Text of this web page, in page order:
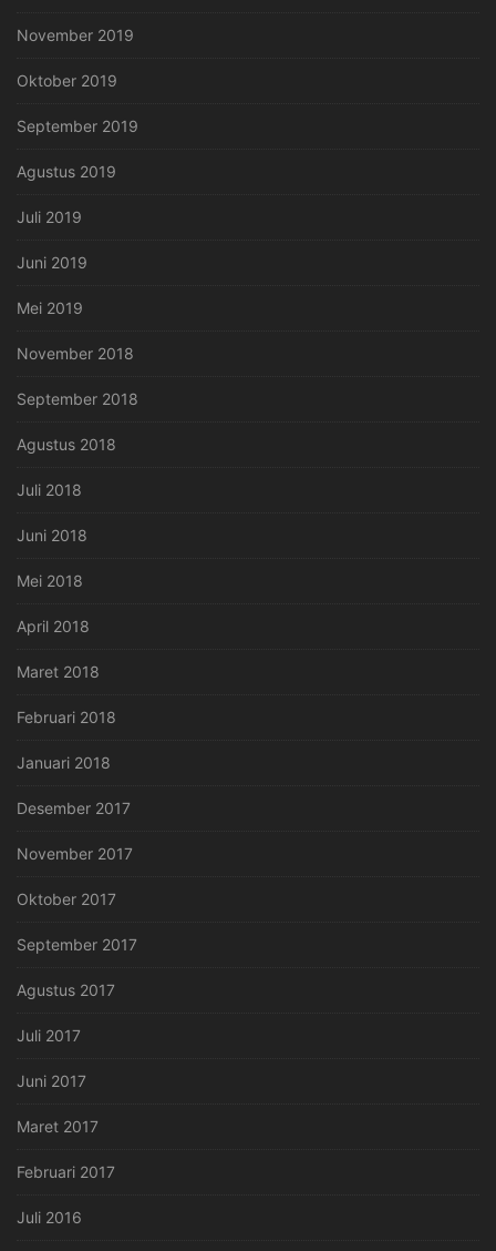
November 2019
Oktober 2019
September 2019
Agustus 2019
Juli 2019
Juni 2019
Mei 2019
November 2018
September 2018
Agustus 2018
Juli 2018
Juni 2018
Mei 2018
April 2018
Maret 2018
Februari 2018
Januari 2018
Desember 2017
November 2017
Oktober 2017
September 2017
Agustus 2017
Juli 2017
Juni 2017
Maret 2017
Februari 2017
Juli 2016